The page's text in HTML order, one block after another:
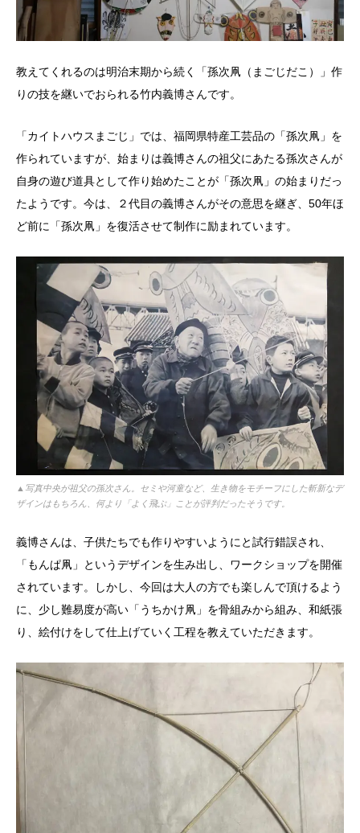
教えてくれるのは明治末期から続く「孫次凧（まごじだこ）」作
りの技を継いでおられる竹内義博さんです。
「カイトハウスまごじ」では、福岡県特産工芸品の「孫次凧」を
作られていますが、始まりは義博さんの祖父にあたる孫次さんが
自身の遊び道具として作り始めたことが「孫次凧」の始まりだっ
たようです。今は、２代目の義博さんがその意思を継ぎ、50年ほ
ど前に「孫次凧」を復活させて制作に励まれています。
▲写真中央が祖父の孫次さん。セミや河童など、生き物をモチーフにした斬新なデ
ザインはもちろん、何より「よく飛ぶ」ことが評判だったそうです。
義博さんは、子供たちでも作りやすいようにと試行錯誤され、
「もんぱ凧」というデザインを生み出し、ワークショップを開催
されています。しかし、今回は大人の方でも楽しんで頂けるよう
に、少し難易度が高い「うちかけ凧」を骨組みから組み、和紙張
り、絵付けをして仕上げていく工程を教えていただきます。